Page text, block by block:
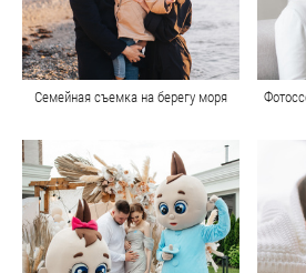
Семейная съемка на берегу моря